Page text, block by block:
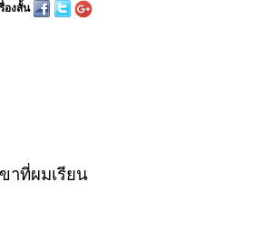
องสั้น
าที่ผมเรียน